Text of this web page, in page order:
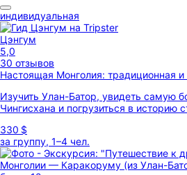
индивидуальная
Цэнгум
5,0
30 отзывов
Настоящая Монголия: традиционная
Изучить Улан-Батор, увидеть самую
Чингисхана и погрузиться в историю
330 $
за группу, 1–4 чел.